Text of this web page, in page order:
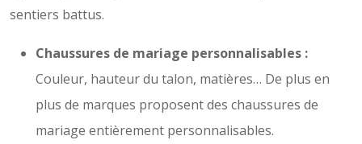
sentiers battus.
Chaussures de mariage personnalisables :
Couleur, hauteur du talon, matières… De plus en
plus de marques proposent des chaussures de
mariage entièrement personnalisables.